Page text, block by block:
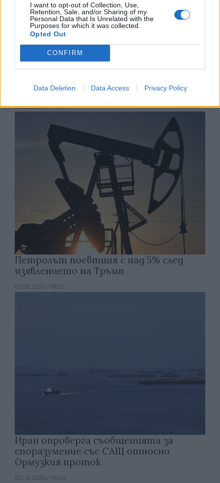
I want to opt-out of Collection, Use,
Retention, Sale, and/or Sharing of my
Personal Data that Is Unrelated with the
Purposes for which it was collected.
Opted Out
CONFIRM
Data Deletion Data Access Privacy Policy
Световните приходи от продажбите
милиарда долара
03.08.2026 / 11:30
Петролът поевтиня с над 5% след
изявлението на Тръмп
03.08.2026 / 08:52
Иран опроверга съобщенията за
споразумение със САЩ относно
Ормузкия проток
02.08.2026 / 18:00